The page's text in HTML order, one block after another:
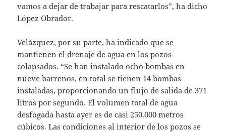
vamos a dejar de trabajar para rescatarlos”, ha dicho
López Obrador.
Velázquez, por su parte, ha indicado que se
mantienen el drenaje de agua en los pozos
colapsados. “Se han instalado ocho bombas en
nueve barrenos, en total se tienen 14 bombas
instaladas, proporcionando un flujo de salida de 371
litros por segundo. El volumen total de agua
desfogada hasta ayer es de casi 250.000 metros
cúbicos. Las condiciones al interior de los pozos se